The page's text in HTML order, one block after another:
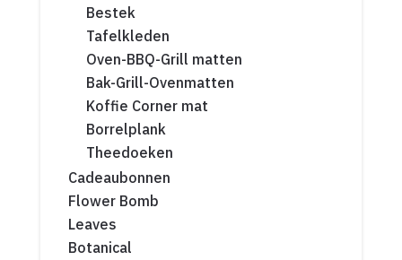
Bestek
Tafelkleden
Oven-BBQ-Grill matten
Bak-Grill-Ovenmatten
Koffie Corner mat
Borrelplank
Theedoeken
Cadeaubonnen
Flower Bomb
Leaves
Botanical